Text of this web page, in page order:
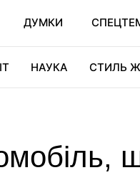
ДУМКИ
НАУКА СТИЛЬ